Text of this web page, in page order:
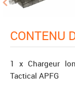
CONTENU
1 x Chargeur
Tactical APFG